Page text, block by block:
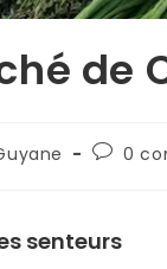
de
0
senteurs